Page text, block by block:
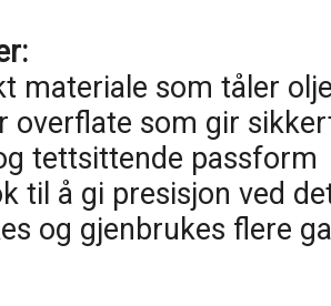
materiale som tåler
overflate som gir
tettsittende passform
til å gi presisjon ved
og gjenbrukes flere